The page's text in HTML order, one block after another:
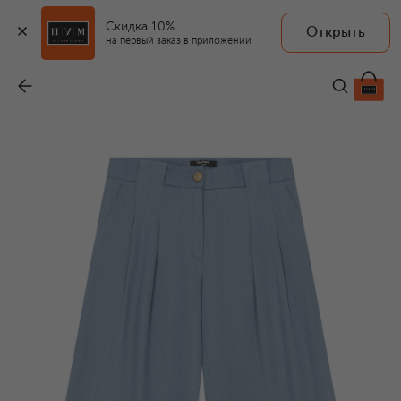
Скидка 10%
на первый заказ в приложении
Открыть
39 950 ₽